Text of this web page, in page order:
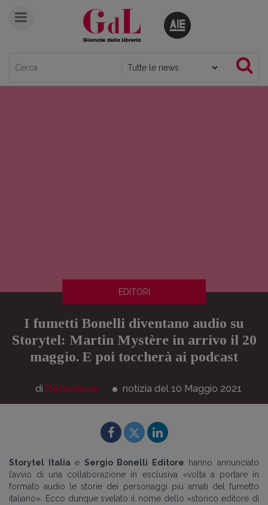
EDITORI
I fumetti Bonelli diventano audio su
Storytel: Martin Mystère in arrivo il 20
maggio. E poi toccherà ai podcast
di Redazione notizia del 10 Maggio 2021
Storytel Italiae Sergio Bonelli Editore hanno annunciato
l’avvio di una collaborazione in esclusiva «volta a portare in
formato audio le storie dei personaggi più amati del fumetto
italiano». Ecco dunque svelato il nome dello «storico editore di